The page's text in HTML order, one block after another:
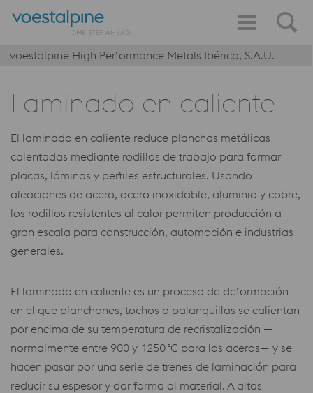
voestalpine High Performance Metals Ibérica, S.A.U.
Laminado en caliente
El laminado en caliente reduce planchas metálicas
calentadas mediante rodillos de trabajo para formar
placas, láminas y perfiles estructurales. Usando
aleaciones de acero, acero inoxidable, aluminio y cobre,
los rodillos resistentes al calor permiten producción a
gran escala para construcción, automoción e industrias
generales.
El laminado en caliente es un proceso de deformación
en el que planchones, tochos o palanquillas se calientan
por encima de su temperatura de recristalización —
normalmente entre 900 y 1250 °C para los aceros— y se
hacen pasar por una serie de trenes de laminación para
reducir su espesor y dar forma al material. A altas